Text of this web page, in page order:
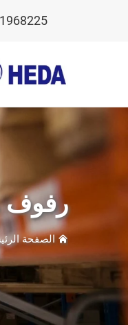
رفوف
الصفحة